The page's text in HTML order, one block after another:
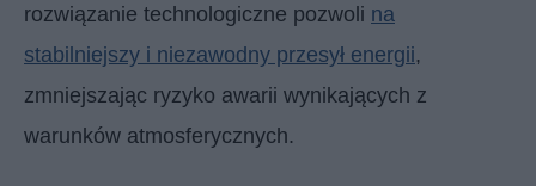
rozwiązanie technologiczne pozwoli na
stabilniejszy i niezawodny przesył energii,
zmniejszając ryzyko awarii wynikających z
warunków atmosferycznych.